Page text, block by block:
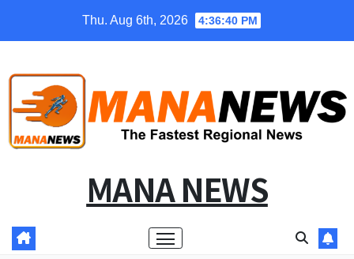
Thu. Aug 6th, 2026 4:36:40 PM
MANA NEWS